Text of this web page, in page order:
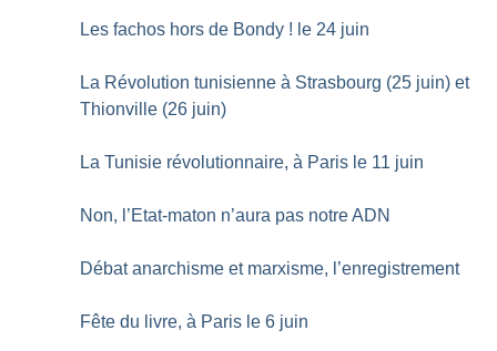
Les fachos hors de Bondy ! le 24 juin
La Révolution tunisienne à Strasbourg (25 juin) et
Thionville (26 juin)
La Tunisie révolutionnaire, à Paris le 11 juin
Non, l’Etat-maton n’aura pas notre ADN
Débat anarchisme et marxisme, l’enregistrement
Fête du livre, à Paris le 6 juin